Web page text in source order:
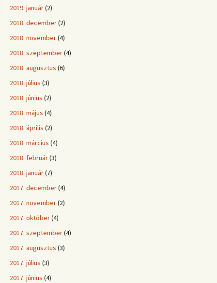
2019. január(2)
2018. december(2)
2018. november(4)
2018. szeptember(4)
2018. augusztus (6)
2018. július (3)
2018. június (2)
2018. május (4)
2018. április (2)
2018. március (4)
2018. február(3)
2018. január(7)
2017. december(4)
2017. november(2)
2017. október(4)
2017. szeptember(4)
2017. augusztus (3)
2017. július (3)
2017. június (4)